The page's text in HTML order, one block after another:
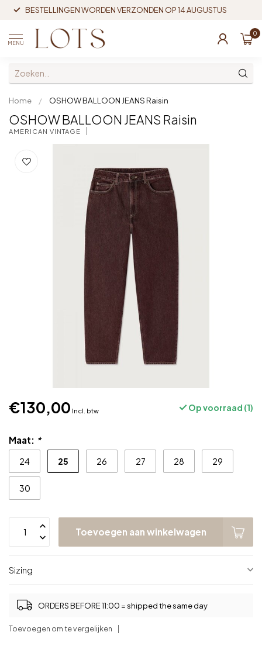
BESTELLINGEN WORDEN VERZONDEN OP 14 AUGUSTUS
MENU
0
Home / OSHOW BALLOON JEANS Raisin
OSHOW BALLOON JEANS Raisin
AMERICAN VINTAGE
€130,00 Incl. btw Op voorraad (1)
Maat: *
24 25 26 27 28 29
30
Toevoegen aan winkelwagen
Sizing
ORDERS BEFORE 11:00 = shipped the same day
Toevoegen om te vergelijken